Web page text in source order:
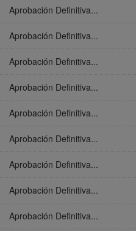
Aprobación Definitiva...
Aprobación Definitiva...
Aprobación Definitiva...
Aprobación Definitiva...
Aprobación Definitiva...
Aprobación Definitiva...
Aprobación Definitiva...
Aprobación Definitiva...
Aprobación Definitiva...